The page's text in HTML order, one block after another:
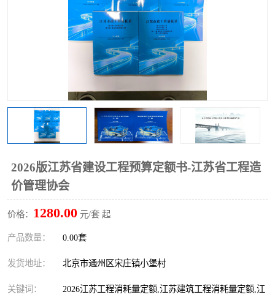
2026版江苏省建设工程预算定额书-江苏省工程造
价管理协会
价格： 1280.00 元/套 起
产品数量： 0.00套
发货地址： 北京市通州区宋庄镇小堡村
关键词：
2026江苏工程消耗量定额,江苏建筑工程消耗量定额,江
铁路建设工程预算定额
电力行业工程预算定额 石油化工安装预算定额
石油建设安装工程预算定 长输管道工程检修维修预
算定额
山东省工程预算定额 法律图书
电网技改,拆除,检修定额 炼油化工计价依据定额
信息通信建设工程预算定
额
火力发电机组检修定额
湖北建设工程消耗量定额
煤炭建设工程预算定额 钢铁检修工程预算定额
黄金矿山工程预算定额 冶金工业矿山建设工程预